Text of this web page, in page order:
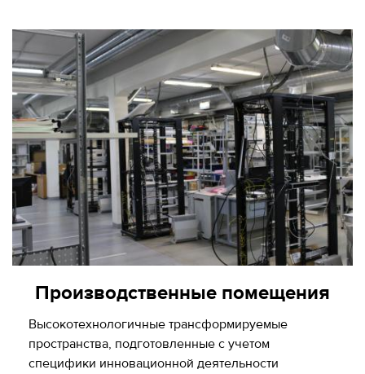
Производственные помещения
Высокотехнологичные трансформируемые
пространства, подготовленные с учетом
специфики инновационной деятельности